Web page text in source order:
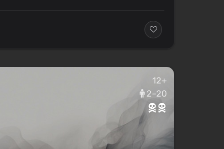
12+
2–20